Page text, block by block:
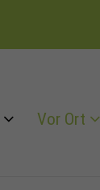
Vor Ort